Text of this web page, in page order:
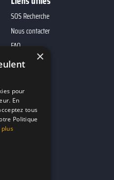
SOS Recherche
Nous contacter
FAQ
×
pour
En
tous
Politique